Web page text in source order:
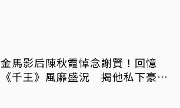
金馬影后陳秋霞悼念謝賢！回憶
《千王》風靡盛況 揭他私下豪爽